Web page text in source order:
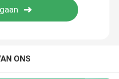
ONS